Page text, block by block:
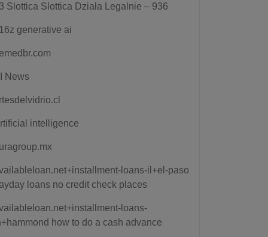
Slottica Slottica Działa Legalnie – 936
generative ai
News
intelligence
loans-il+el-paso
loans no credit check places
loans-
how to do a cash advance